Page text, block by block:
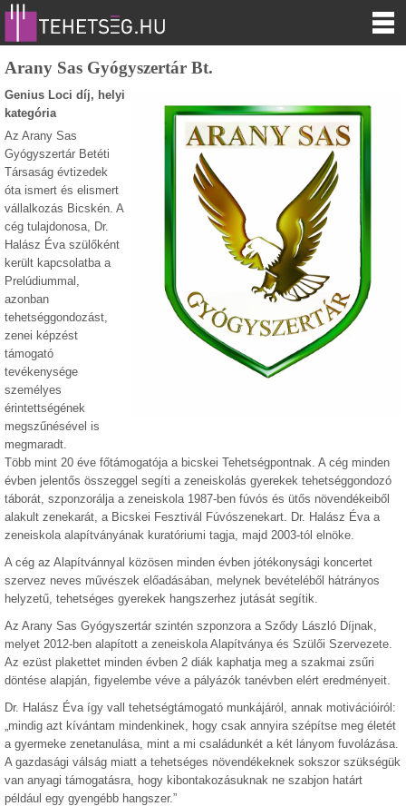
Arany Sas Gyógyszertár Bt.
Genius Loci díj, helyi
kategória
Az Arany Sas
Gyógyszertár Betéti
Társaság évtizedek
óta ismert és elismert
vállalkozás Bicskén. A
cég tulajdonosa, Dr.
Halász Éva szülőként
került kapcsolatba a
Prelúdiummal,
azonban
tehetséggondozást,
zenei képzést
támogató
tevékenysége
személyes
érintettségének
megszűnésével is
megmaradt.
Több mint 20 éve főtámogatója a bicskei Tehetségpontnak. A cég minden
évben jelentős összeggel segíti a zeneiskolás gyerekek tehetséggondozó
táborát, szponzorálja a zeneiskola 1987-ben fúvós és ütős növendékeiből
alakult zenekarát, a Bicskei Fesztivál Fúvószenekart. Dr. Halász Éva a
zeneiskola alapítványának kuratóriumi tagja, majd 2003-tól elnöke.
A cég az Alapítvánnyal közösen minden évben jótékonysági koncertet
szervez neves művészek előadásában, melynek bevételéből hátrányos
helyzetű, tehetséges gyerekek hangszerhez jutását segítik.
Az Arany Sas Gyógyszertár szintén szponzora a Sződy László Díjnak,
melyet 2012-ben alapított a zeneiskola Alapítványa és Szülői Szervezete.
Az ezüst plakettet minden évben 2 diák kaphatja meg a szakmai zsűri
döntése alapján, figyelembe véve a pályázók tanévben elért eredményeit.
Dr. Halász Éva így vall tehetségtámogató munkájáról, annak motivációiról:
„mindig azt kívántam mindenkinek, hogy csak annyira szépítse meg életét
a gyermeke zenetanulása, mint a mi családunkét a két lányom fuvolázása.
A gazdasági válság miatt a tehetséges növendékeknek sokszor szükségük
van anyagi támogatásra, hogy kibontakozásuknak ne szabjon határt
például egy gyengébb hangszer.”